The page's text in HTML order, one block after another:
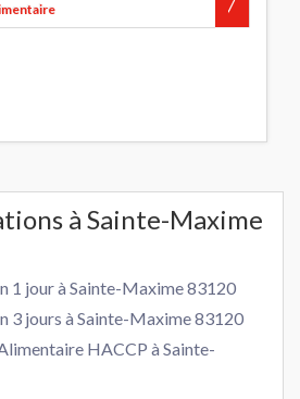
à Sainte-Maxime
1 jour à Sainte-Maxime 83120
3 jours à Sainte-Maxime 83120
HACCP à Sainte-